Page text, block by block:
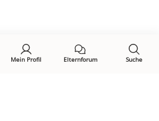
Mein Profil Elternforum Suche
@rundumsbaby_